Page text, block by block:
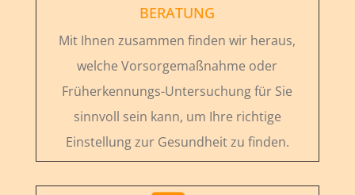
BERATUNG
Mit Ihnen zusammen finden wir heraus,
welche Vorsorgemaßnahme oder
Früherkennungs-Untersuchung für Sie
sinnvoll sein kann, um Ihre richtige
Einstellung zur Gesundheit zu finden.